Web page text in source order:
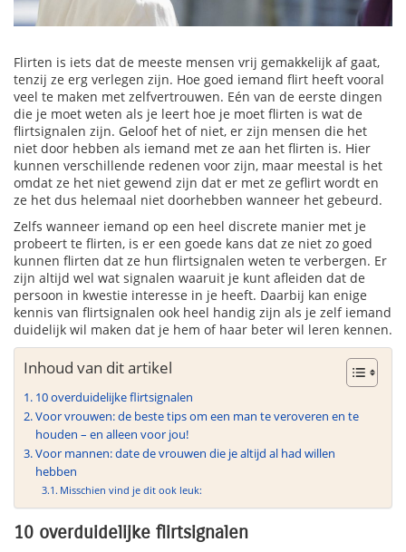
Flirten is iets dat de meeste mensen vrij gemakkelijk af gaat,
tenzij ze erg verlegen zijn. Hoe goed iemand flirt heeft vooral
veel te maken met zelfvertrouwen. Eén van de eerste dingen
die je moet weten als je leert hoe je moet flirten is wat de
flirtsignalen zijn. Geloof het of niet, er zijn mensen die het
niet door hebben als iemand met ze aan het flirten is. Hier
kunnen verschillende redenen voor zijn, maar meestal is het
omdat ze het niet gewend zijn dat er met ze geflirt wordt en
ze het dus helemaal niet doorhebben wanneer het gebeurd.
Zelfs wanneer iemand op een heel discrete manier met je
probeert te flirten, is er een goede kans dat ze niet zo goed
kunnen flirten dat ze hun flirtsignalen weten te verbergen. Er
zijn altijd wel wat signalen waaruit je kunt afleiden dat de
persoon in kwestie interesse in je heeft. Daarbij kan enige
kennis van flirtsignalen ook heel handig zijn als je zelf iemand
duidelijk wil maken dat je hem of haar beter wil leren kennen.
Inhoud van dit artikel
10 overduidelijke flirtsignalen
Voor vrouwen: de beste tips om een man te veroveren en te
houden – en alleen voor jou!
Voor mannen: date de vrouwen die je altijd al had willen
hebben
Misschien vind je dit ook leuk:
10 overduidelijke flirtsignalen